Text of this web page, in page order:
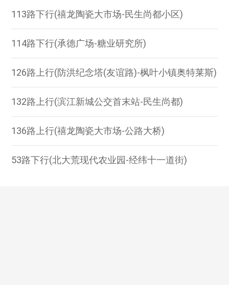
113路下行(禧龙陶瓷大市场-民生尚都小区)
114路下行(承德广场-糖业研究所)
126路上行(防洪纪念塔(友谊路)-枫叶小镇奥特莱斯)
132路上行(滨江新城公交首末站-民生尚都)
136路上行(禧龙陶瓷大市场-公路大桥)
53路下行(北大荒现代农业园-经纬十一道街)